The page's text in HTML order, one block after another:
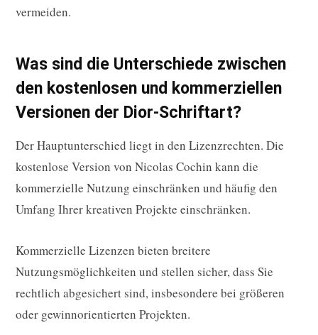
vermeiden.
Was sind die Unterschiede zwischen
den kostenlosen und kommerziellen
Versionen der Dior-Schriftart?
Der Hauptunterschied liegt in den Lizenzrechten. Die
kostenlose Version von Nicolas Cochin kann die
kommerzielle Nutzung einschränken und häufig den
Umfang Ihrer kreativen Projekte einschränken.
Kommerzielle Lizenzen bieten breitere
Nutzungsmöglichkeiten und stellen sicher, dass Sie
rechtlich abgesichert sind, insbesondere bei größeren
oder gewinnorientierten Projekten.